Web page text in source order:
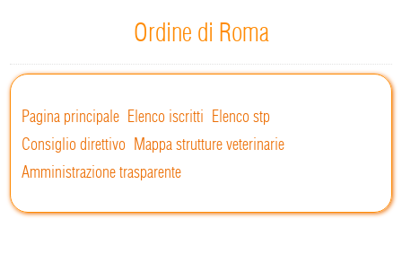
Ordine di Roma
Pagina principale Elenco iscritti Elenco stp
Consiglio direttivo Mappa strutture veterinarie
Amministrazione trasparente